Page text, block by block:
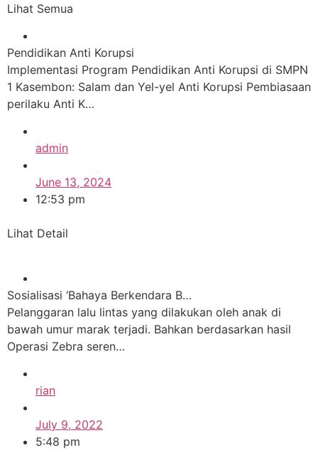
Lihat Semua
Pendidikan Anti Korupsi
Implementasi Program Pendidikan Anti Korupsi di SMPN
1 Kasembon: Salam dan Yel-yel Anti Korupsi Pembiasaan
perilaku Anti K…
admin
June 13, 2024
12:53 pm
Lihat Detail
Sosialisasi ‘Bahaya Berkendara B…
Pelanggaran lalu lintas yang dilakukan oleh anak di
bawah umur marak terjadi. Bahkan berdasarkan hasil
Operasi Zebra seren…
rian
July 9, 2022
5:48 pm